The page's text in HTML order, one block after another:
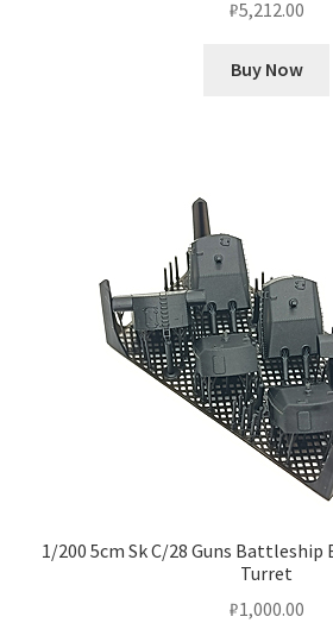
₽5,212.00
Buy Now
1/200 5cm Sk C/28 Guns Battleship
Turret
₽1,000.00